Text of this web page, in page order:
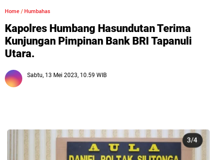
Home / Humbahas
Kapolres Humbang Hasundutan Terima
Kunjungan Pimpinan Bank BRI Tapanuli
Utara.
Sabtu, 13 Mei 2023, 10.59 WIB